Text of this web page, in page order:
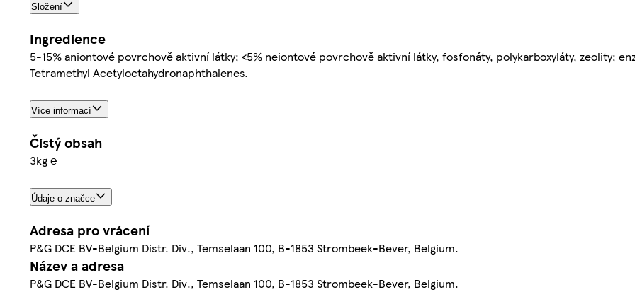
Složení
Ingredience
5-15% aniontové povrchově aktivní látky; <5% neiontové povrchově aktivní látky, fosfonáty, polykarboxyláty, zeolity;
Tetramethyl Acetyloctahydronaphthalenes.
Více informací
Čistý obsah
3kg ℮
Údaje o značce
Adresa pro vrácení
P&G DCE BV-Belgium Distr. Div., Temselaan 100, B-1853 Strombeek-Bever, Belgium.
Název a adresa
P&G DCE BV-Belgium Distr. Div., Temselaan 100, B-1853 Strombeek-Bever, Belgium.